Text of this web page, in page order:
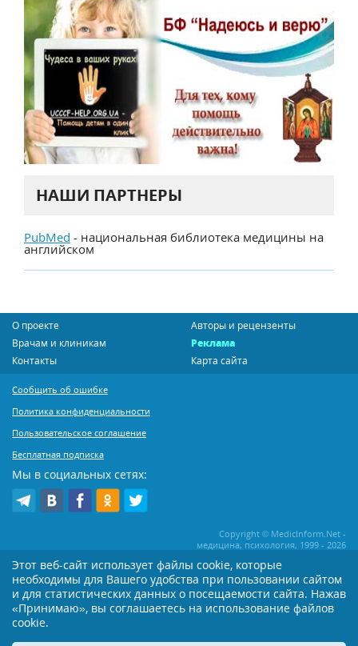
НАШИ ПАРТНЕРЫ
PubMed - национальная библиотека медицины на
английском
О проекте
Авторы и рецензенты
Врачам и клиникам
Реклама
Контакты
Карта сайта
Сообщить об ошибке
Политика конфиденциальности
Пользовательское соглашение
Бесплатная подписка
Мы в социальных сетях:
Copyright © MedicInform.Net -
медицина, психология, 1999 - 2026
Копирование или иное распространение статей нашего сайта строго
воспрещается. Копирование раздела "Новости" допускается при наличии
активной открытой для поисковиков ссылки на MedicInform.Net
Материалы на сайте представлены в справочных целях. Редакция не всегда
применением тех или иных рекомендаций настоятельно рекомендуется
Этот веб-сайт использует файлы cookie, которые
необходимы для Вашего удобства при пользовании сайтом
и для статистических данных о посещаемости сайта. Нажав
«Принимаю», вы соглашаетесь на использование файлов
cookie.